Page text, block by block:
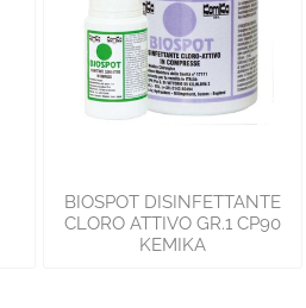
BIOSPOT DISINFETTANTE
CLORO ATTIVO GR.1 CP90
KEMIKA